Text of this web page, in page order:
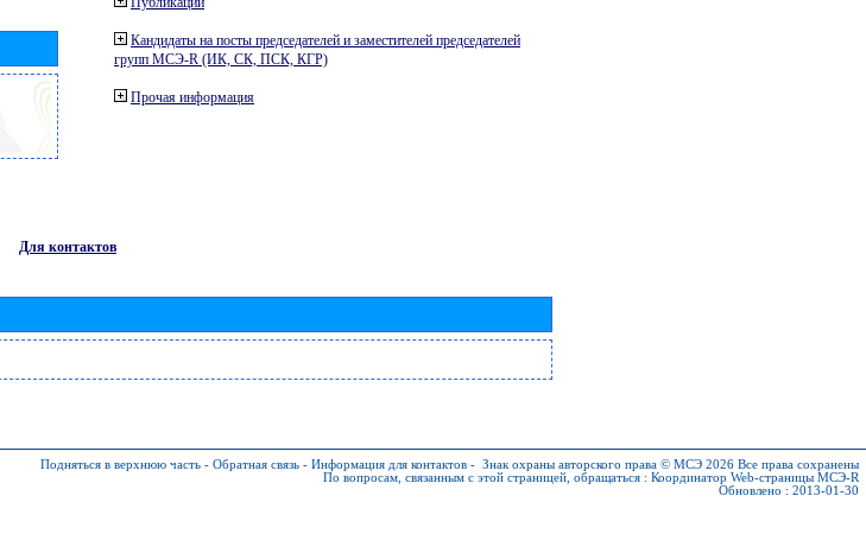
Кандидаты на посты председателей и заместителей председателей
групп МСЭ-R (ИК, СК, ПСК, КГР)
Прочая информация
Для контактов
Подняться в верхнюю часть - Обратная связь - Информация для контактов - Знак охраны авторского права © МСЭ 2026 Все права сохранены
По вопросам, связанным с этой страницей, обращаться : Координатор Web-страницы МСЭ-R
Обновлено : 2013-01-30